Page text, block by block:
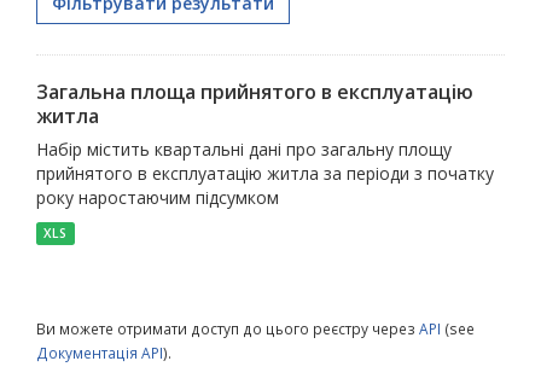
Загальна площа прийнятого в експлуатацію
житла
Набір містить квартальні дані про загальну площу
прийнятого в експлуатацію житла за періоди з початку
року наростаючим підсумком
XLS
Ви можете отримати доступ до цього реєстру через API (see
Документація API).